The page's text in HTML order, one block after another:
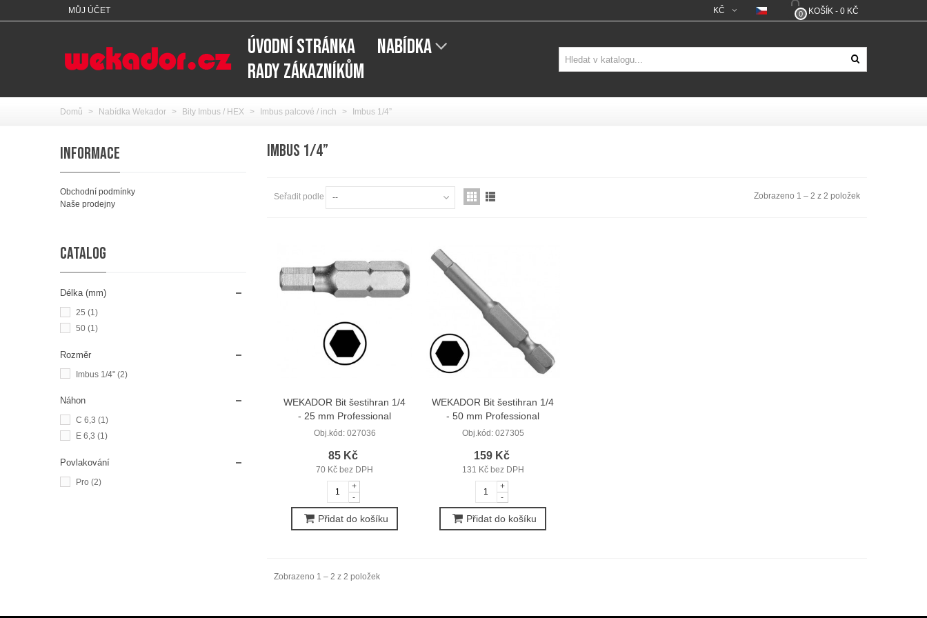
MŮJ ÚČET KČ 0 KOŠÍK - 0 KČ
ÚVODNÍ STRÁNKA
NABÍDKA
RADY ZÁKAZNÍKŮM
Domů > Nabídka Wekador > Bity Imbus / HEX > Imbus palcové / inch > Imbus 1/4”
INFORMACE
Obchodní podmínky
Naše prodejny
CATALOG
Délka (mm)
25 (1)
50 (1)
Rozměr
Imbus 1/4" (2)
Náhon
C 6,3 (1)
E 6,3 (1)
Povlakování
Pro (2)
IMBUS 1/4”
Seřadit podle -- Zobrazeno 1 – 2 z 2 položek
WEKADOR Bit šestihran 1/4
- 25 mm Professional
Obj.kód: 027036
85 Kč
70 Kč bez DPH
-
+
Přidat do košíku
WEKADOR Bit šestihran 1/4
- 50 mm Professional
Obj.kód: 027305
159 Kč
131 Kč bez DPH
-
+
Přidat do košíku
Zobrazeno 1 – 2 z 2 položek